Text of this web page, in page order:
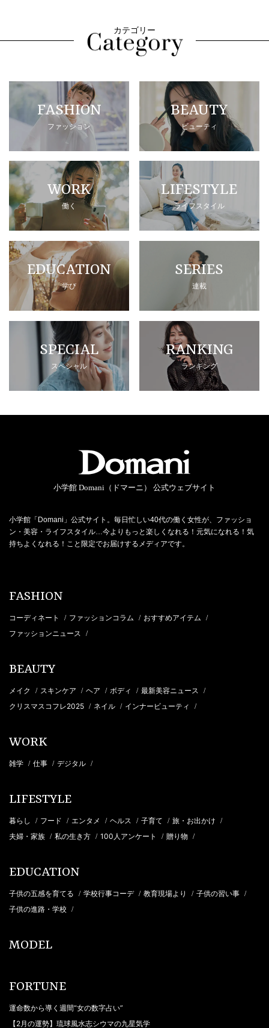
カテゴリー
FASHION
ファッション
BEAUTY
ビューティ
WORK
働く
LIFESTYLE
ライフスタイル
EDUCATION
学び
SERIES
連載
SPECIAL
スペシャル
RANKING
ランキング
小学館 Domani（ドマーニ） 公式ウェブサイト
小学館「Domani」公式サイト。毎日忙しい40代の働く女性が、ファッショ
ン・美容・ライフスタイル…今よりもっと楽しくなれる！元気になれる！気
持ちよくなれる！こと限定でお届けするメディアです。
FASHION
コーディネート / ファッションコラム / おすすめアイテム /
ファッションニュース /
BEAUTY
メイク / スキンケア / ヘア / ボディ / 最新美容ニュース /
クリスマスコフレ2025 / ネイル / インナービューティ /
WORK
雑学 / 仕事 / デジタル /
LIFESTYLE
暮らし / フード / エンタメ / ヘルス / 子育て / 旅・お出かけ /
夫婦・家族 / 私の生き方 / 100人アンケート / 贈り物 /
EDUCATION
子供の五感を育てる / 学校行事コーデ / 教育現場より / 子供の習い事 /
子供の進路・学校 /
MODEL
FORTUNE
運命数から導く週間“女の数字占い”
【2月の運勢】琉球風水志シウマの九星気学